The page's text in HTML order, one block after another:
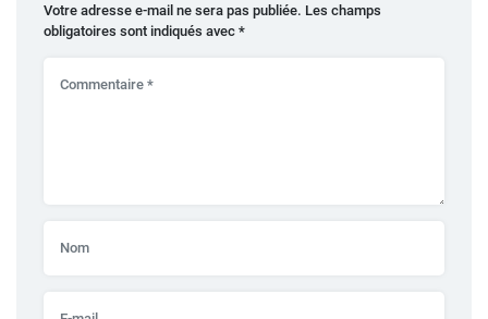
Votre adresse e-mail ne sera pas publiée. Les champs
obligatoires sont indiqués avec *